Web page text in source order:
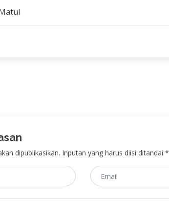
dipublikasikan. Inputan yang harus diisi ditandai *